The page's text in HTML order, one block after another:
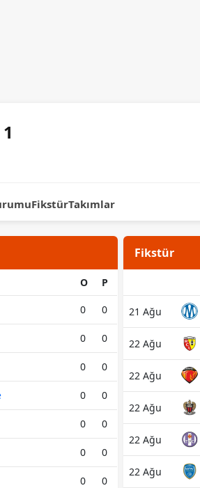
FikstürTakımlar
O P
0 0
0 0
0 0
0 0
0 0
0 0
0 0
Fikstür
21 Ağu
22 Ağu
22 Ağu
22 Ağu
22 Ağu
22 Ağu